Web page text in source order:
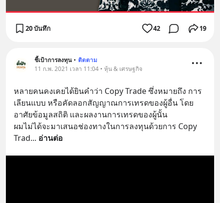
20 บันทึก 42 19
ชี้เป้าการลงทุน • ติดตาม
11 ก.พ. 2021 เวลา 11:04 • หุ้น & เศรษฐกิจ
หลายคนคงเคยได้ยินคำว่า Copy Trade ซึ่งหมายถึง การ
เลียนแบบ หรือคัดลอกสัญญาณการเทรดของผู้อื่น โดย
อาศัยข้อมูลสถิติ และผลงานการเทรดของผู้นั้น
ผมไม่ได้จะมาเสนอช่องทางในการลงทุนด้วยการ Copy
Trad... อ่านต่อ